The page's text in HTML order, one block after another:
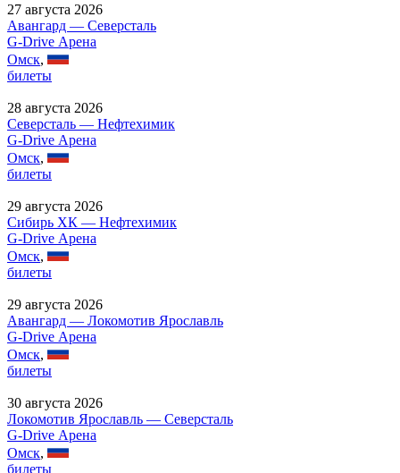
27 августа 2026
Авангард — Северсталь
G-Drive Арена
Омск,
билеты
28 августа 2026
Северсталь — Нефтехимик
G-Drive Арена
Омск,
билеты
29 августа 2026
Сибирь ХК — Нефтехимик
G-Drive Арена
Омск,
билеты
29 августа 2026
Авангард — Локомотив Ярославль
G-Drive Арена
Омск,
билеты
30 августа 2026
Локомотив Ярославль — Северсталь
G-Drive Арена
Омск,
билеты